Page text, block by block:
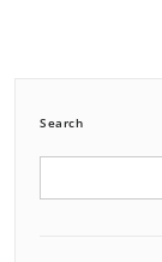
Search
Search